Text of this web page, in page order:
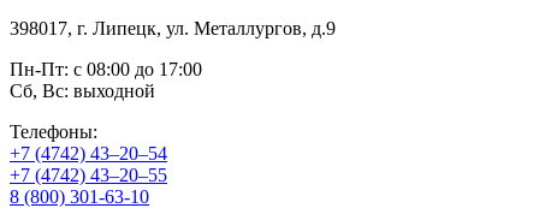
398017, г. Липецк, ул. Металлургов, д.9
Пн-Пт: с 08:00 до 17:00
Сб, Вс: выходной
Телефоны:
+7 (4742) 43–20–54
+7 (4742) 43–20–55
8 (800) 301-63-10